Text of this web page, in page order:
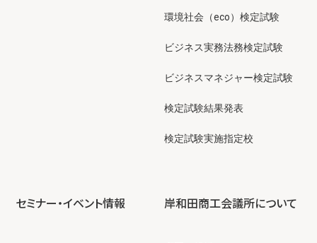
環境社会（eco）検定試験
ビジネス実務法務検定試験
ビジネスマネジャー検定試験
検定試験結果発表
検定試験実施指定校
セミナー・イベント情報 岸和田商工会議所について